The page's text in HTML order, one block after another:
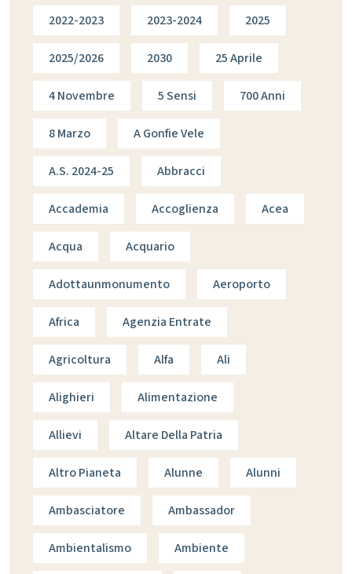
2022-2023 2023-2024 2025
2025/2026 2030 25 Aprile
4 Novembre 5 Sensi 700 Anni
8 Marzo A Gonfie Vele
A.s. 2024-25 Abbracci
Accademia Accoglienza Acea
Acqua Acquario
Adottaunmonumento Aeroporto
Africa Agenzia Entrate
Agricoltura Alfa Ali
Alighieri Alimentazione
Allievi Altare Della Patria
Altro Pianeta Alunne Alunni
Ambasciatore Ambassador
Ambientalismo Ambiente